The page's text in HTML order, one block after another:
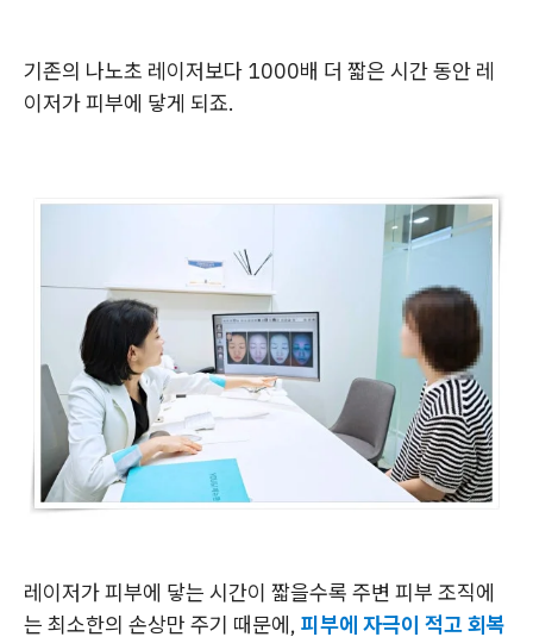
기존의 나노초 레이저보다 1000배 더 짧은 시간 동안 레
이저가 피부에 닿게 되죠.
레이저가 피부에 닿는 시간이 짧을수록 주변 피부 조직에
는 최소한의 손상만 주기 때문에, 피부에 자극이 적고 회복